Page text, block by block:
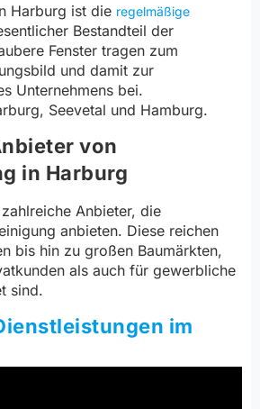
Harburg ist die regelmäßige
Bestandteil der
Fenster tragen zum
und damit zur
Unternehmens bei.
Seevetal und Hamburg.
von
in Harburg
Anbieter, die
anbieten. Diese reichen
bis hin zu großen Baumärkten,
als auch für gewerbliche
sind.
im